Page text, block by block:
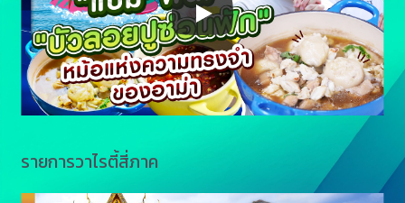
รายการวาไรตี้สี่ภาค